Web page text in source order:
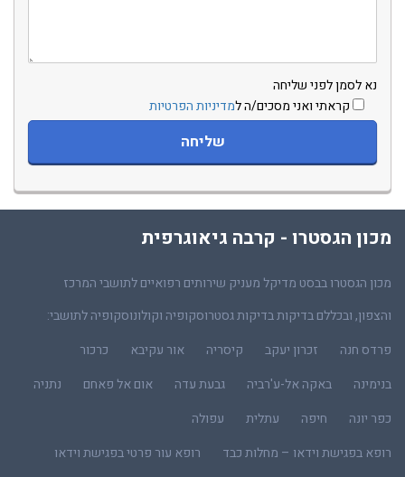
נא לסמן לפני שליחה
קראתי ואני מסכים/ה למדיניות הפרטיות
מכון הגסטרו - קרבה גיאוגרפית
מכון הגסטרו בבסט מדיקל מעניק שירותים רפואיים לתושבי המרכז
והצפון, ובכללם בדיקות בדיקות גסטרוסקופיה וקולונוסקופיה לתושבי:
פרדס חנה
זכרון יעקב קיסריה אור עקיבא
כרכור
בנימינה
באקה אל-ע'רביה גבעת עדה אום אל פאחם
נתניה
כפר יונה
חיפה עתלית
עפולה
רופא בפגישת וידאו – מחלות כבד
רופא עור פרטי בפגישת וידאו